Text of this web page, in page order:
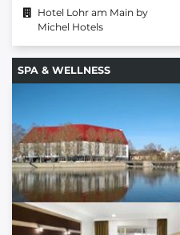
Hotel Lohr am Main by
Michel Hotels
SPA & WELLNESS